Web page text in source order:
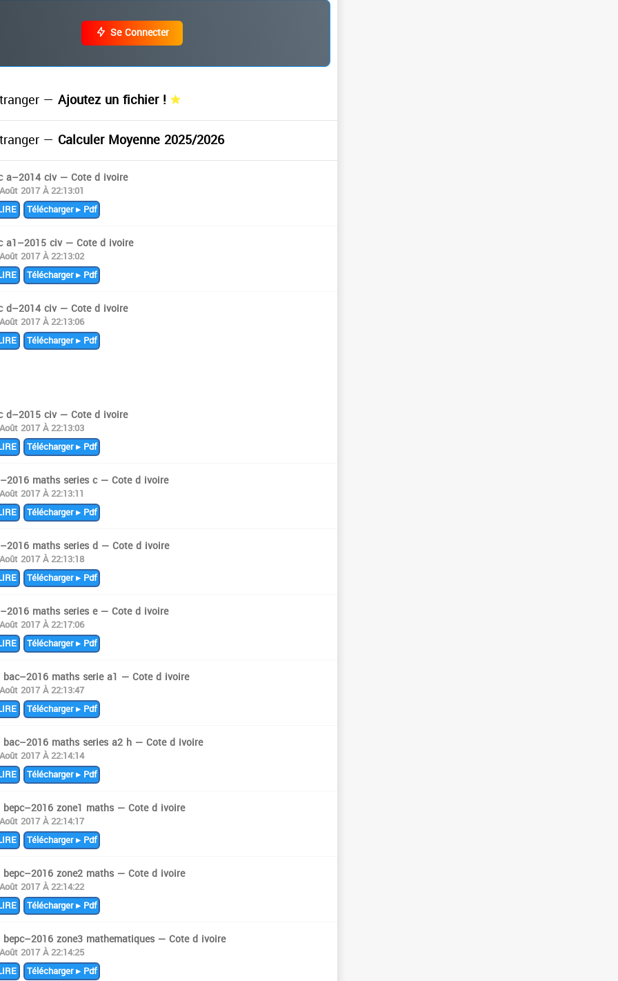
Se Connecter
— Ajoutez un fichier !
— Calculer Moyenne 2025/2026
a–2014 civ — Cote d ivoire
2017 À 22:13:01
Télécharger ▸ Pdf
a1–2015 civ — Cote d ivoire
2017 À 22:13:02
Télécharger ▸ Pdf
d–2014 civ — Cote d ivoire
2017 À 22:13:06
Télécharger ▸ Pdf
d–2015 civ — Cote d ivoire
2017 À 22:13:03
Télécharger ▸ Pdf
maths series c — Cote d ivoire
2017 À 22:13:11
Télécharger ▸ Pdf
maths series d — Cote d ivoire
2017 À 22:13:18
Télécharger ▸ Pdf
maths series e — Cote d ivoire
2017 À 22:17:06
Télécharger ▸ Pdf
bac–2016 maths serie a1 — Cote d ivoire
2017 À 22:13:47
Télécharger ▸ Pdf
bac–2016 maths series a2 h — Cote d ivoire
2017 À 22:14:14
Télécharger ▸ Pdf
bepc–2016 zone1 maths — Cote d ivoire
2017 À 22:14:17
Télécharger ▸ Pdf
bepc–2016 zone2 maths — Cote d ivoire
2017 À 22:14:22
Télécharger ▸ Pdf
bepc–2016 zone3 mathematiques — Cote d ivoire
2017 À 22:14:25
Télécharger ▸ Pdf